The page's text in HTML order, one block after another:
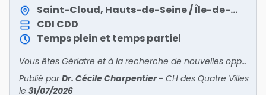
Saint-Cloud, Hauts-de-Seine / Île-de-France
CDI CDD
Temps plein et temps partiel
Vous êtes Gériatre et à la recherche de nouvelles opportunités ? Rejoignez-nous !
Publié parDr. Cécile Charpentier- CH des Quatre Villes
le 31/07/2026